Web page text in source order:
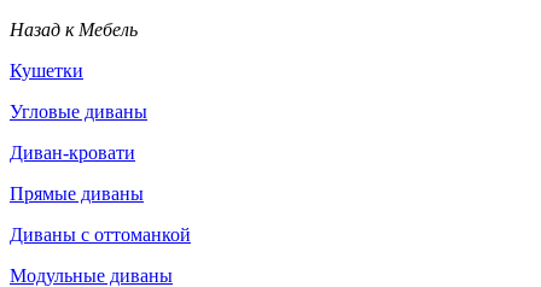
Назад к Мебель
Кушетки
Угловые диваны
Диван-кровати
Прямые диваны
Диваны с оттоманкой
Модульные диваны